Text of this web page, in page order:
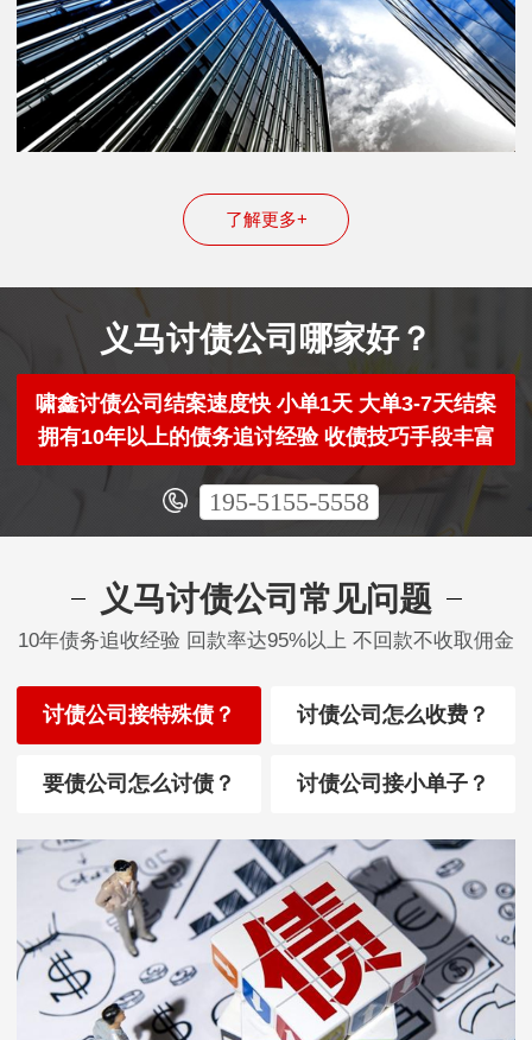
了解更多+
义马讨债公司哪家好？
啸鑫讨债公司结案速度快 小单1天 大单3-7天结案
拥有10年以上的债务追讨经验 收债技巧手段丰富
195-5155-5558
义马讨债公司常见问题
10年债务追收经验 回款率达95%以上 不回款不收取佣金
讨债公司接特殊债？ 讨债公司怎么收费？
要债公司怎么讨债？ 讨债公司接小单子？